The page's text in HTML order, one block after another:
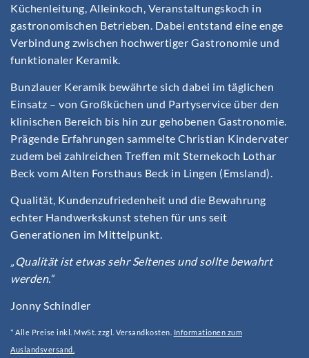
Küchenleitung, Alleinkoch, Veranstaltungskoch in
gastronomischen Betrieben. Dabei entstand eine enge
Verbindung zwischen hochwertiger Gastronomie und
funktionaler Keramik.
Bunzlauer Keramik bewährte sich dabei im täglichen
Einsatz – von Großküchen und Partyservice über den
klinischen Bereich bis hin zur gehobenen Gastronomie.
Prägende Erfahrungen sammelte Christian Kindervater
zudem bei zahlreichen Treffen mit Sternekoch Lothar
Beck vom Alten Forsthaus Beck in Lingen (Emsland).
Qualität, Kundenzufriedenheit und die Bewahrung
echter Handwerkskunst stehen für uns seit
Generationen im Mittelpunkt.
„Qualität ist etwas sehr Seltenes und sollte bewahrt
werden.“
Jonny Schindler
* Alle Preise inkl. MwSt. zzgl. Versandkosten. Informationen zum
Auslandsversand.